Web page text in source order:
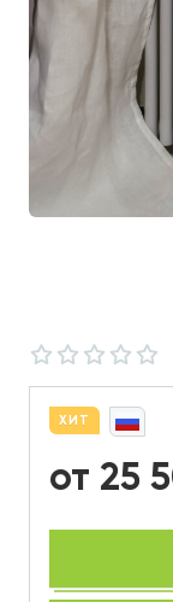
ХИТ
от 25